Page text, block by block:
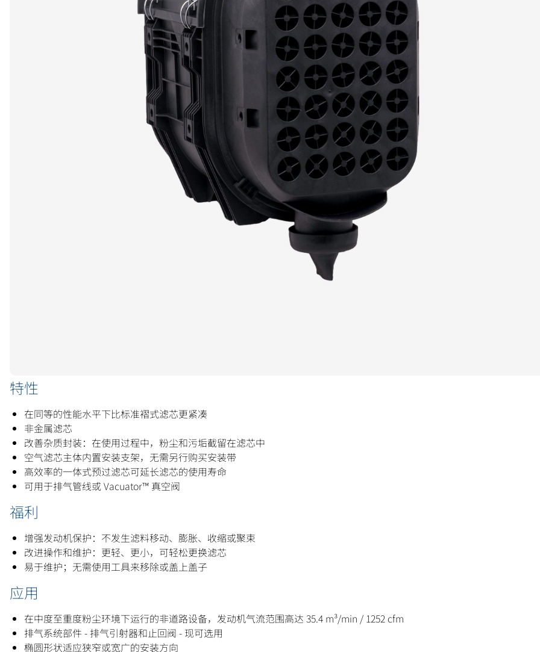
特性
在同等的性能水平下比标准褶式滤芯更紧凑
非金属滤芯
改善杂质封装：在使用过程中，粉尘和污垢截留在滤芯中
空气滤芯主体内置安装支架，无需另行购买安装带
高效率的一体式预过滤芯可延长滤芯的使用寿命
可用于排气管线或 Vacuator™ 真空阀
福利
增强发动机保护：不发生滤料移动、膨胀、收缩或聚束
改进操作和维护：更轻、更小，可轻松更换滤芯
易于维护；无需使用工具来移除或盖上盖子
应用
在中度至重度粉尘环境下运行的非道路设备，发动机气流范围高达 35.4 m³/min / 1252 cfm
排气系统部件 - 排气引射器和止回阀 - 现可选用
椭圆形状适应狭窄或宽广的安装方向